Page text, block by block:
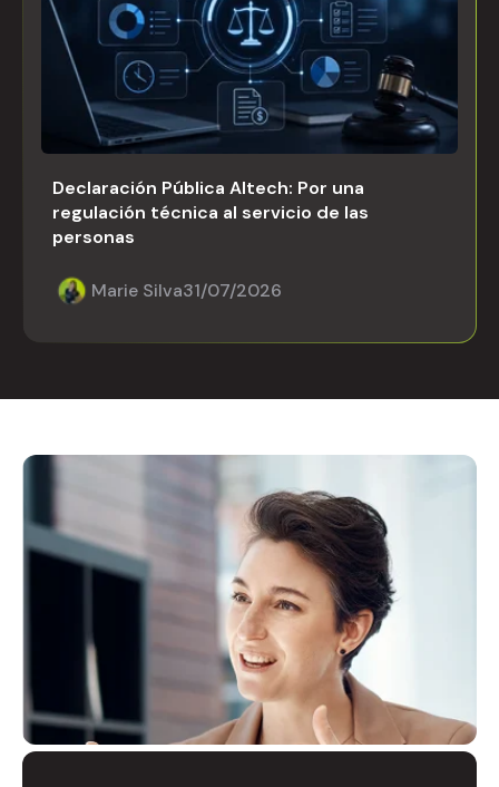
Declaración Pública Altech: Por una
regulación técnica al servicio de las
personas
Marie Silva31/07/2026